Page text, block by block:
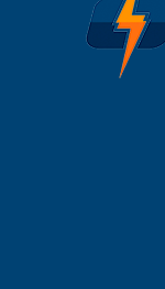
Eletricistas
Empresa de
Empresa de
Empresa de
Fiação para
Instalação
Instalação
Instalação
Instalação
Instalação E
Instalação